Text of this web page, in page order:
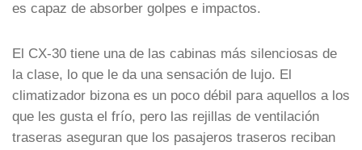
es capaz de absorber golpes e impactos.
El CX-30 tiene una de las cabinas más silenciosas de
la clase, lo que le da una sensación de lujo. El
climatizador bizona es un poco débil para aquellos a los
que les gusta el frío, pero las rejillas de ventilación
traseras aseguran que los pasajeros traseros reciban